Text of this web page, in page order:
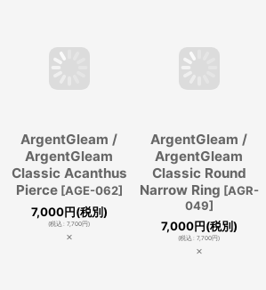
ArgentGleam /
ArgentGleam
Classic Acanthus
Pierce [AGE-062]
7,000円(税別)
(税込: 7,700円)
×
ArgentGleam /
ArgentGleam
Classic Round
Narrow Ring [AGR-
049]
7,000円(税別)
(税込: 7,700円)
×